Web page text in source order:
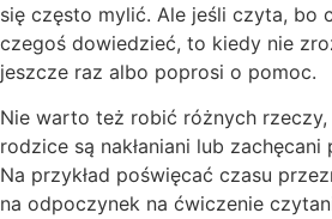
się często mylić. Ale jeśli czyta, bo
czegoś dowiedzieć, to kiedy nie
jeszcze raz albo poprosi o pomoc.
Nie warto też robić różnych
rodzice są nakłaniani lub zachęcani
Na przykład poświęcać czasu
na odpoczynek na ćwiczenie